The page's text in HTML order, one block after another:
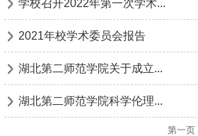
学校召开2022年第一次学术...
2021年校学术委员会报告
湖北第二师范学院关于成立...
湖北第二师范学院科学伦理...
第一页